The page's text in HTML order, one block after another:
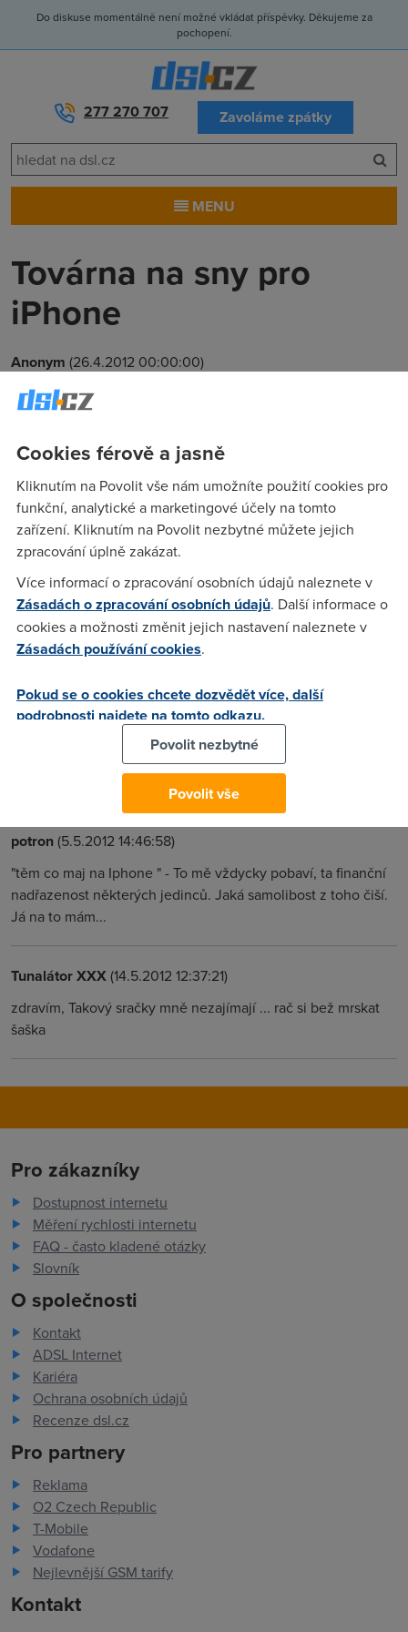
Do diskuse momentálně není možné vkládat příspěvky. Děkujeme za
pochopení.
277 270 707 Zavoláme zpátky
MENU
Továrna na sny pro
iPhone
Anonym (26.4.2012 00:00:00)
Vždycky jsem záviděl tatínkovi, ten zvládl sen i při jízdě v
tramvaji, když byl zavěšen jako netopýr. A každé ráno si své
tak jednou za půl roku a vím o tom jen v případě, že se v
noci probudím hrůzou.
anonym(27.4.2012 22:46:04)
tak tohle zcela svědčí o uživatelích iphonu a eplu vubec :)
"holt telata " nic víc , jinak mně nědko nebo něco kecat při
spaní tak bud ho asi "uškrtím " nebo pokud by jednalo o
najký přístroj tak rozšlapu na padrt :) a o to spíš že by třaba
(3.5.2012 18:32:05)
Tak si v klidu užívej sveho Symbu a těm co maj na Iphone
dej pokoj retarde.
potron(5.5.2012 14:46:58)
"těm co maj na Iphone " - To mě vždycky pobaví, ta finanční
nadřazenost některých jedinců. Jaká samolibost z toho čiší.
Já na to mám...
Tunalátor XXX(14.5.2012 12:37:21)
zdravím, Takový sračky mně nezajímají ... rač si bež mrskat
šaška
Pro zákazníky
Dostupnost internetu
Měření rychlosti internetu
FAQ - často kladené otázky
Slovník
O společnosti
Kontakt
ADSL Internet
Kariéra
Ochrana osobních údajů
Recenze dsl.cz
Pro partnery
Reklama
O2 Czech Republic
T-Mobile
Vodafone
Nejlevnější GSM tarify
Kontakt
Cookies férově a jasně
Kliknutím na Povolit vše nám umožníte použití cookies pro
funkční, analytické a marketingové účely na tomto
zařízení. Kliknutím na Povolit nezbytné můžete jejich
zpracování úplně zakázat.
Více informací o zpracování osobních údajů naleznete v
Zásadách o zpracování osobních údajů. Další informace o
cookies a možnosti změnit jejich nastavení naleznete v
Zásadách používání cookies.
Pokud se o cookies chcete dozvědět více, další
podrobnosti najdete na tomto odkazu.
Povolit nezbytné
Povolit vše